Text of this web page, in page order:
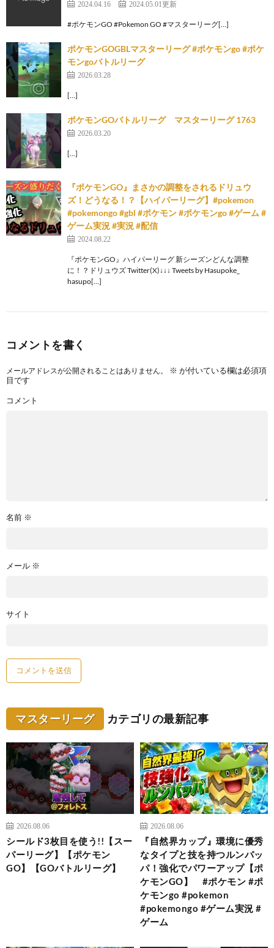
2024.04.16 2024.05.01更新
#ポケモンGO #Pokemon GO #マスターリーグ[…]
ポケモンGOGBLマスターリーグ #ポケモンgo #ポケ
モンgoバトルリーグ
2026.03.28
[…]
ポケモンGOバトルリーグ マスターリーグ 1763
2026.03.20
[…]
『ポケモンGO』まさかの調整をされるドリュウ
ズ！どうなる！？【ハイパーリーグ】#pokemon
#pokemongo #gbl #ポケモン #ポケモンgo #ゲーム #
ゲーム実況 #実況 #配信
2024.08.22
『ポケモンGO』ハイパーリーグ 新シーズンどんな調整
に！？ドリュウズ Twitter(X)↓↓↓ Tweets by Hasupoke_
hasupo[…]
コメントを書く
メールアドレスが公開されることはありません。 ※ が付いている欄は必須項
目です
コメント
名前 ※
メール ※
サイト
マスターリーグ カテゴリの最新記事
2026.08.06
シールド3枚目を使う!!【スー
パーリーグ】【ポケモン
GO】【GOバトルリーグ】
2026.08.06
『自然界カップ』環境に優秀
なタイプと技を持つルンパッ
パ！強化でパワーアップ【ポ
ケモンGO】 #ポケモン #ポ
ケモンgo #pokemon
#pokemongo #ゲーム実況 #
ゲーム